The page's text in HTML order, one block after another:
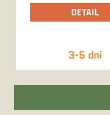
3-5 dní
DETAIL